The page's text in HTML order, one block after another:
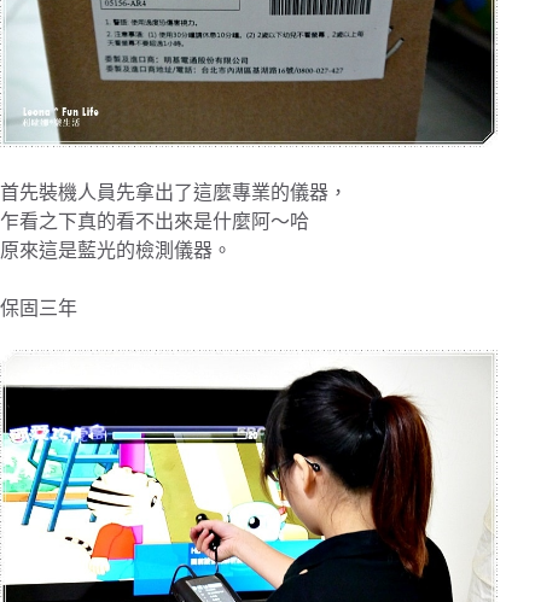
首先裝機人員先拿出了這麼專業的儀器，
乍看之下真的看不出來是什麼阿～哈
原來這是藍光的檢測儀器。
保固三年